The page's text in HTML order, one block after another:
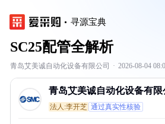
寻源宝典
SC25配管全解析
青岛艾美诚自动化设备有限公司 · 2026-08-04
青岛艾美诚自动化设备有限
法人:李开芝 通过真实性核验